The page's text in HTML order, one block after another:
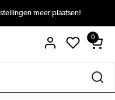
meer plaatsen!
0